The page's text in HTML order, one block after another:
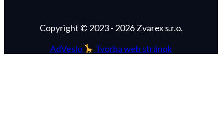
Copyright © 2023 - 2026 Zvarex s.r.o.
AdVeslo
Tvorba web stránok